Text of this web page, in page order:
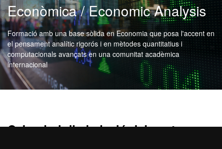
Econòmica / Economic Analysis
Formació amb una base sòlida en Economia que posa l'accent en
el pensament analític rigorós i en mètodes quantitatius i
computacionals avançats en una comunitat acadèmica
internacional
Calendari d'admissió del centre